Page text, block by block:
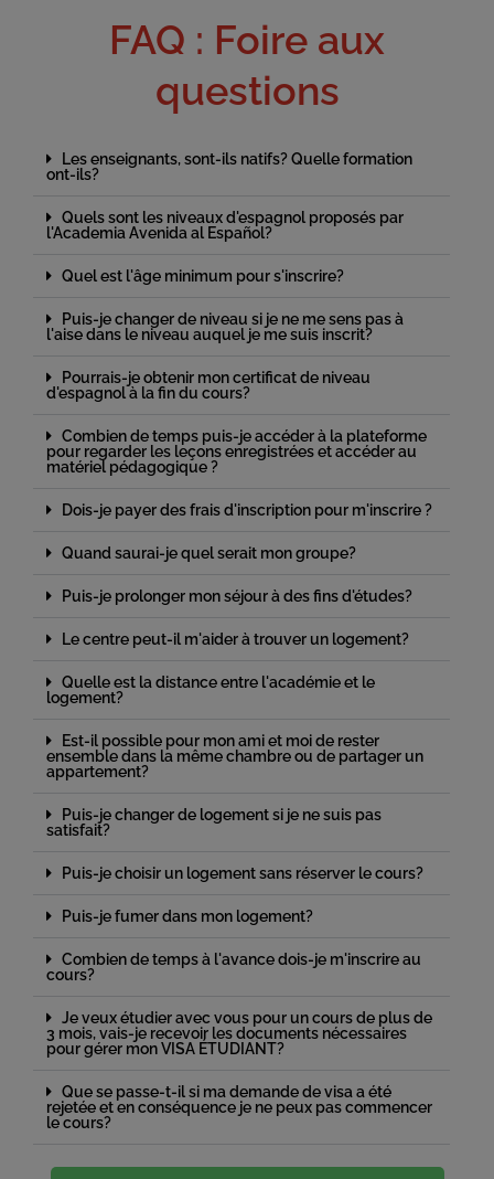
FAQ : Foire aux
questions
Les enseignants, sont-ils natifs? Quelle formation
ont-ils?
Quels sont les niveaux d'espagnol proposés par
l'Academia Avenida al Español?
Quel est l'âge minimum pour s'inscrire?
Puis-je changer de niveau si je ne me sens pas à
l'aise dans le niveau auquel je me suis inscrit?
Pourrais-je obtenir mon certificat de niveau
d'espagnol à la fin du cours?
Combien de temps puis-je accéder à la plateforme
pour regarder les leçons enregistrées et accéder au
matériel pédagogique ?
Dois-je payer des frais d'inscription pour m'inscrire ?
Quand saurai-je quel serait mon groupe?
Puis-je prolonger mon séjour à des fins d'études?
Le centre peut-il m'aider à trouver un logement?
Quelle est la distance entre l'académie et le
logement?
Est-il possible pour mon ami et moi de rester
ensemble dans la même chambre ou de partager un
appartement?
Puis-je changer de logement si je ne suis pas
satisfait?
Puis-je choisir un logement sans réserver le cours?
Puis-je fumer dans mon logement?
Combien de temps à l'avance dois-je m'inscrire au
cours?
Je veux étudier avec vous pour un cours de plus de
3 mois, vais-je recevoir les documents nécessaires
pour gérer mon VISA ÉTUDIANT?
Que se passe-t-il si ma demande de visa a été
rejetée et en conséquence je ne peux pas commencer
le cours?